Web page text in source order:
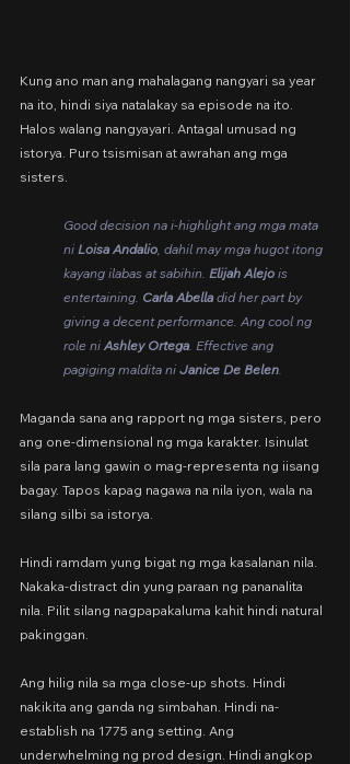
Kung ano man ang mahalagang nangyari sa year
na ito, hindi siya natalakay sa episode na ito.
Halos walang nangyayari. Antagal umusad ng
istorya. Puro tsismisan at awrahan ang mga
sisters.
Good decision na i-highlight ang mga mata
ni Loisa Andalio, dahil may mga hugot itong
kayang ilabas at sabihin. Elijah Alejo is
entertaining. Carla Abella did her part by
giving a decent performance. Ang cool ng
role ni Ashley Ortega. Effective ang
pagiging maldita ni Janice De Belen.
Maganda sana ang rapport ng mga sisters, pero
ang one-dimensional ng mga karakter. Isinulat
sila para lang gawin o mag-representa ng iisang
bagay. Tapos kapag nagawa na nila iyon, wala na
silang silbi sa istorya.
Hindi ramdam yung bigat ng mga kasalanan nila.
Nakaka-distract din yung paraan ng pananalita
nila. Pilit silang nagpapakaluma kahit hindi natural
pakinggan.
Ang hilig nila sa mga close-up shots. Hindi
nakikita ang ganda ng simbahan. Hindi na-
establish na 1775 ang setting. Ang
underwhelming ng prod design. Hindi angkop